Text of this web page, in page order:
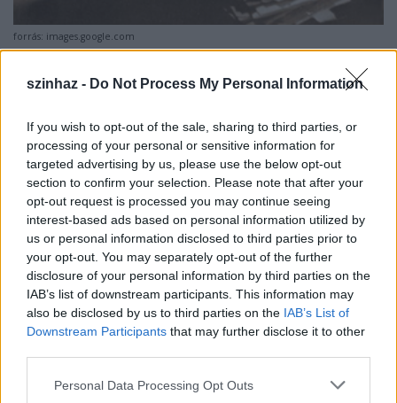
szinhaz - Do Not Process My Personal Information
If you wish to opt-out of the sale, sharing to third parties, or
processing of your personal or sensitive information for
targeted advertising by us, please use the below opt-out
section to confirm your selection. Please note that after your
opt-out request is processed you may continue seeing
interest-based ads based on personal information utilized by
us or personal information disclosed to third parties prior to
your opt-out. You may separately opt-out of the further
disclosure of your personal information by third parties on the
IAB’s list of downstream participants. This information may
also be disclosed by us to third parties on the IAB’s List of
Downstream Participants that may further disclose it to other
Please note that this website/app uses one or more Google
Personal Data Processing Opt Outs
forrás: images.google.com
Miért Salamon Béla
? – kérdik sokan, mikor
meghallják, hogy róla készült egy színdarab. A
születésének 125. évfordulóját. A másik, hogy a
magyar kabaré - pontosabban a kabaré műfaját
megteremtő színészek - egyik legnagyobb alakja
volt, mégis méltatlanul keveset beszélünk róla. A
harmadik ok, s talán ez a legfontosabb, hogy életén
keresztül egy olyan korszakot tudunk bemutatni,
amelyben a kisember, a pesti kisember hosszú
évtizedeken keresztül derült a másik pestin, aki
sohasem változott, csak a kor változott meg
körülötte, többször is.
Egyetlen arca volt és álarcok helyett is ezt öltötte fel
estéről, estére, ez ő maga volt, aki nagy
adományozóként jókedvre derített olyan korban is -